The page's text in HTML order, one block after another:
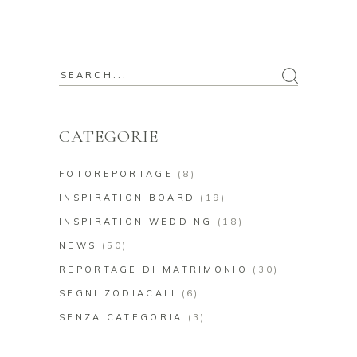
Search
CATEGORIE
FOTOREPORTAGE (8)
INSPIRATION BOARD (19)
INSPIRATION WEDDING (18)
NEWS (50)
REPORTAGE DI MATRIMONIO (30)
SEGNI ZODIACALI (6)
SENZA CATEGORIA (3)